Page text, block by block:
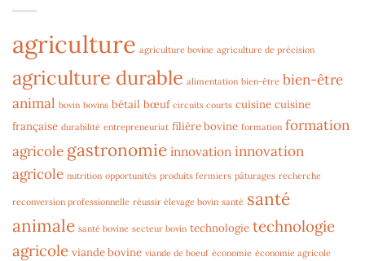
agriculture agriculture bovine agriculture de précision
agriculture durable alimentation bien-être bien-être
animal bovin bovins bétail bœuf circuits courts cuisine cuisine
française durabilité entrepreneuriat filière bovine formation formation
agricole gastronomie innovation innovation
agricole nutrition opportunités produits fermiers pâturages recherche
reconversion professionnelle réussir élevage bovin santé santé
animale santé bovine secteur bovin technologie technologie
agricole viande bovine viande de boeuf économie économie agricole